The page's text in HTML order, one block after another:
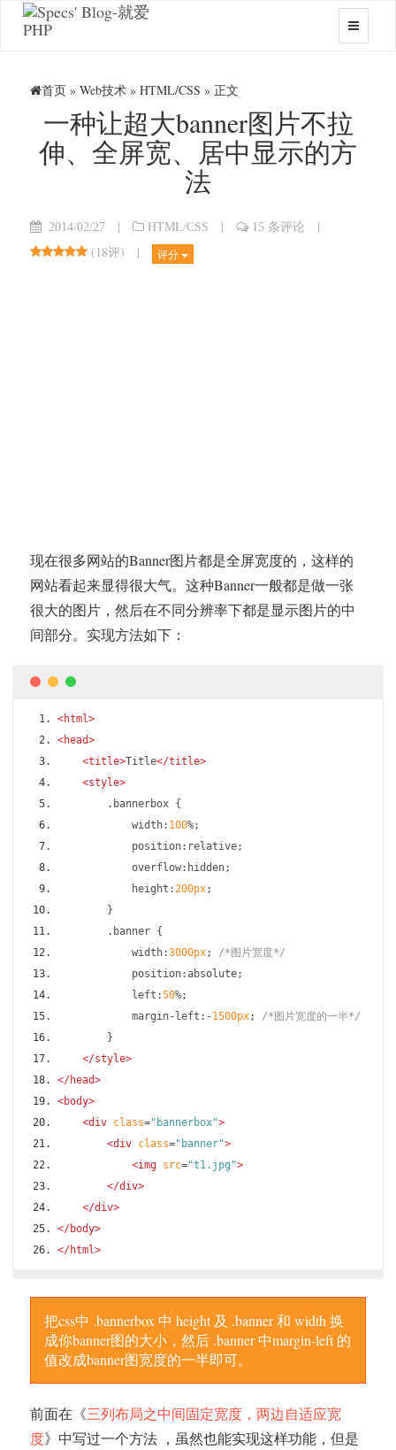
首页 » Web技术 » HTML/CSS » 正文
一种让超大banner图片不拉
伸、全屏宽、居中显示的方
法
2014/02/27 | HTML/CSS | 15 条评论
|
(18评) | 评分
现在很多网站的Banner图片都是全屏宽度的，这样的
网站看起来显得很大气。这种Banner一般都是做一张
很大的图片，然后在不同分辨率下都是显示图片的中
间部分。实现方法如下：
<html>
<head>
<title>Title</title>
<style>
. bannerbox {
            width
: 100%;
            position
: relative;
            overflow
: hidden;
            height
:200px;
}
. banner {
            width
:3000px;
/*图片宽度*/
            position
:absolute;
            left
:50%;
            margin
- left :-1500px;
/*图片宽度的一半*/
}
</style>
</head>
<body>
<div class="bannerbox">
<div class="banner">
<img src="t1.jpg">
</div>
</div>
</body>
</html>
把css中 .bannerbox 中 height 及 .banner 和 width 换
成你banner图的大小，然后 .banner 中margin-left 的
值改成banner图宽度的一半即可。
前面在《三列布局之中间固定宽度，两边自适应宽
度》中写过一个方法 ，虽然也能实现这样功能，但是